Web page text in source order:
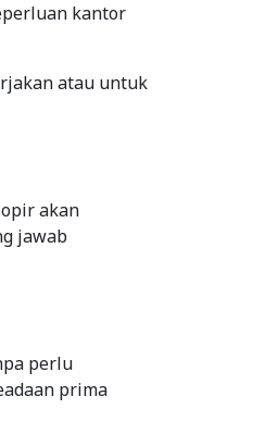
kantor
atau untuk
akan
jawab
perlu
prima